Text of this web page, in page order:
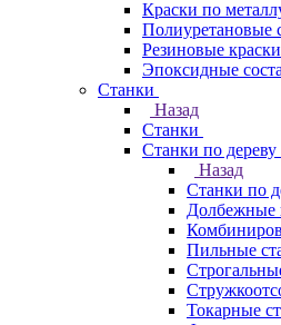
Краски по
Полиуретановые
Резиновые краски
Эпоксидные
Станки
Назад
Станки
Станки по дереву
Назад
Станки по
Долбежные
Пильные
Токарные